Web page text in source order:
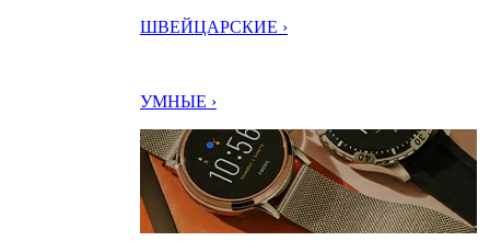
ШВЕЙЦАРСКИЕ ›
УМНЫЕ ›